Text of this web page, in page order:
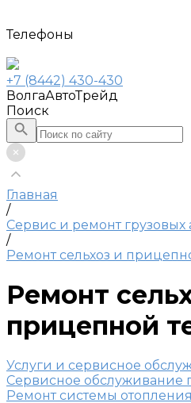
Телефоны
+7 (8442) 430-430
ВолгаАвтоТрейд
Поиск
Главная
/
Сервис и ремонт грузовых
/
Ремонт сельхоз и
Ремонт
прицепной
Услуги и сервисное
Сервисное обслуживание
Ремонт системы